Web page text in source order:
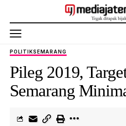
POLITIKSEMARANG
Pileg 2019,
Semarang